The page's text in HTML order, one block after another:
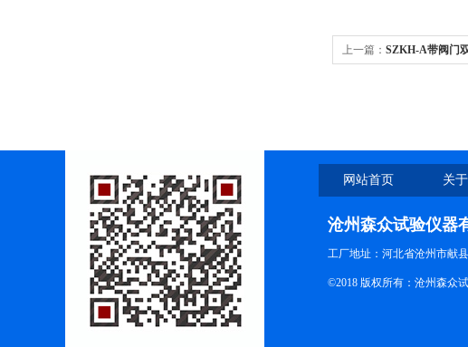
上一篇： SZKH-A带阀门
网站首页 关
沧州森众试验仪器
工厂地址：河北省沧州市献
©2018 版权所有：沧州森众